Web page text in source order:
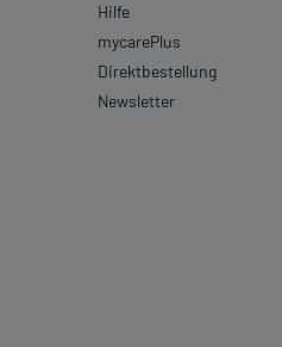
Hilfe
mycarePlus
Direktbestellung
Newsletter